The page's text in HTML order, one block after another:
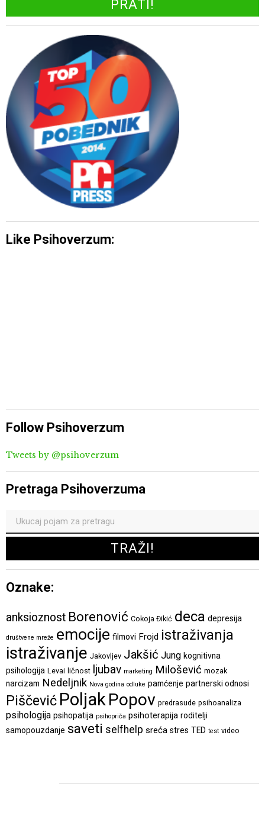
Like Psihoverzum:
Follow Psihoverzum
Tweets by @psihoverzum
Pretraga Psihoverzuma
Oznake:
anksioznost Borenović Cokoja Đikić deca depresija
društvene mreže emocije filmovi Frojd istraživanja
istraživanje Jakovljev Jakšić Jung kognitivna
psihologija Levai ličnost ljubav marketing Milošević mozak
narcizam Nedeljnik Nova godina odluke pamćenje partnerski odnosi
Piščević PoljakPopov predrasude psihoanaliza
psihologija psihopatija psihopriča psihoterapija roditelji
samopouzdanje saveti selfhelp sreća stres TED test video